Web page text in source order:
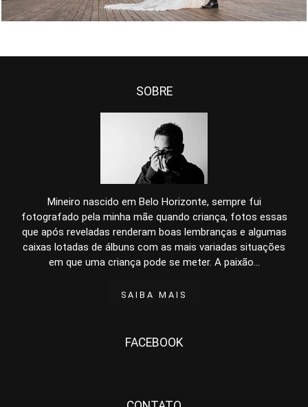
SOBRE
Mineiro nascido em Belo Horizonte, sempre fui
fotografado pela minha mãe quando criança, fotos essas
que após reveladas renderam boas lembranças e algumas
caixas lotadas de álbuns com as mais variadas situações
em que uma criança pode se meter. A paixão...
SAIBA MAIS
FACEBOOK